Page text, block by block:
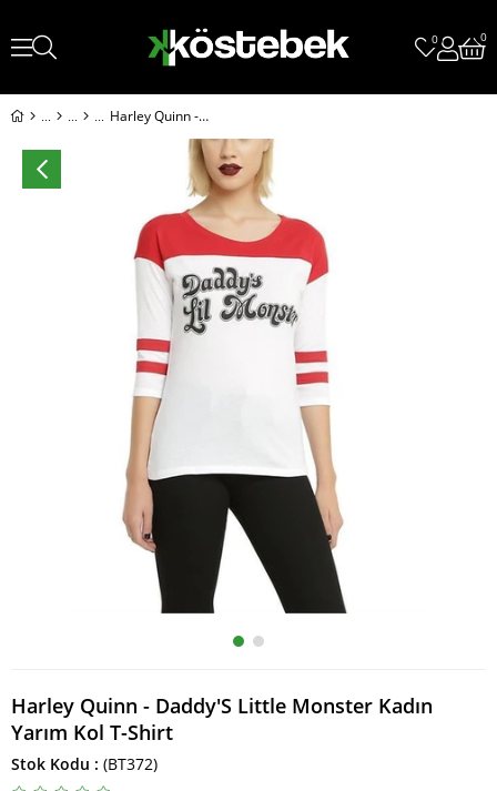
0 0
Harley Quinn - Daddy'S Little Monster Kadın Yarım Kol T-Shirt
Harley Quinn - Daddy'S Little Monster Kadın
Yarım Kol T-Shirt
Stok Kodu (BT372)